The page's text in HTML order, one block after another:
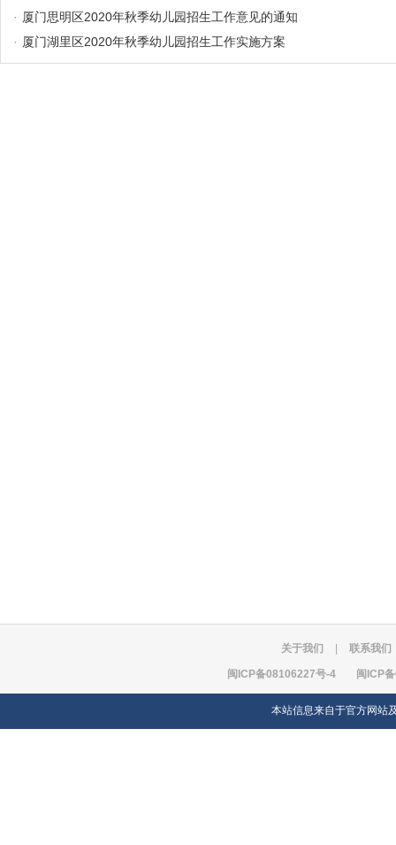
· 厦门思明区2020年秋季幼儿园招生工作意见的通知
· 厦门湖里区2020年秋季幼儿园招生工作实施方案
关于我们 联系我们
闽ICP备08106227号-4 闽ICP
本站信息来自于官方网站